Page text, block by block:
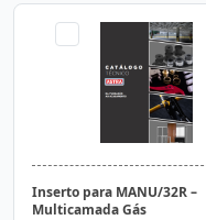
Inserto para MANU/32R –
Multicamada Gás